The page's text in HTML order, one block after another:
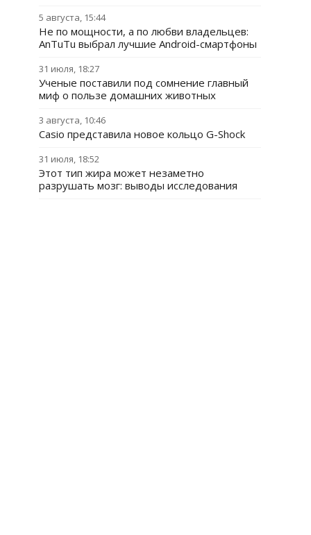
5 августа, 15:44
Не по мощности, а по любви владельцев:
AnTuTu выбрал лучшие Android-смартфоны
31 июля, 18:27
Ученые поставили под сомнение главный
миф о пользе домашних животных
3 августа, 10:46
Casio представила новое кольцо G-Shock
31 июля, 18:52
Этот тип жира может незаметно
разрушать мозг: выводы исследования